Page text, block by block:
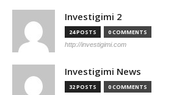
Investigimi 2
24 POSTS 0 COMMENTS
http://investigimi.com
Investigimi News
32 POSTS 0 COMMENTS